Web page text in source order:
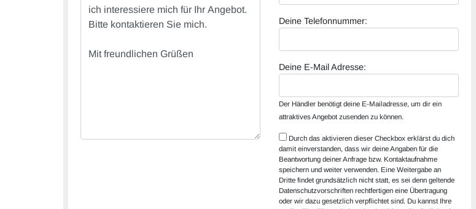
Deine Telefonnummer:
Deine E-Mail Adresse:
Der Händler benötigt deine E-Mailadresse, um dir ein
attraktives Angebot zusenden zu können.
Durch das aktivieren dieser Checkbox erklärst du dich
damit einverstanden, dass wir deine Angaben für die
Beantwortung deiner Anfrage bzw. Kontaktaufnahme
speichern und weiter verwenden. Eine Weitergabe an
Dritte findet grundsätzlich nicht statt, es sei denn geltende
Datenschutzvorschriften rechtfertigen eine Übertragung
oder wir dazu gesetzlich verpflichtet sind. Du kannst Ihre